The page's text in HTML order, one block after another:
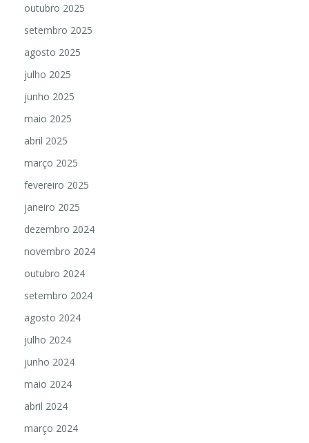
outubro 2025
setembro 2025
agosto 2025
julho 2025
junho 2025
maio 2025
abril 2025
março 2025
fevereiro 2025
janeiro 2025
dezembro 2024
novembro 2024
outubro 2024
setembro 2024
agosto 2024
julho 2024
junho 2024
maio 2024
abril 2024
março 2024